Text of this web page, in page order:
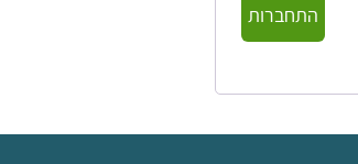
התחברות